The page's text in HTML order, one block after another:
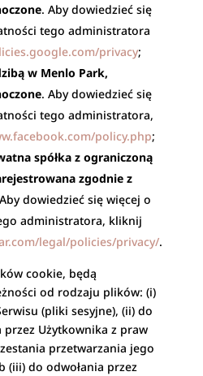
. Aby dowiedzieć się
tego administratora
privacy;
w Menlo Park,
. Aby dowiedzieć się
tego administratora,
policy.php;
spółka z ograniczoną
zgodnie z
dowiedzieć się więcej o
administratora, kliknij
legal/policies/privacy/.
cookie, będą
od rodzaju plików: (i)
(pliki sesyjne), (ii) do
Użytkownika z praw
przetwarzania jego
(iii) do odwołania przez